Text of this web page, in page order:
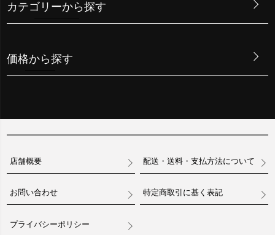
カテゴリーから探す
価格から探す
店舗概要 配送・送料・支払方法について
お問い合わせ 特定商取引に基く表記
プライバシーポリシー